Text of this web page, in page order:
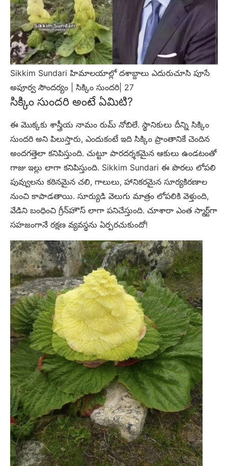
Sikkim Sundari హిమాలయాల్లో దశాబ్దాలు ఎదురుచూసి పూసే
అపూర్వ సౌందర్యం | సిక్కిం సుందరి| 27
సిక్కిం సుందరి అంటే ఏమిటి?
ఈ మొక్కకు శాస్త్రీయ నామం రుమ్ నోబిలే. స్థానికులు దీన్ని సిక్కిం
సుందరి అని పిలుస్తారు, ఎందుకంటే ఇది సిక్కిం ప్రాంతానికే చెందిన
అందగత్తెలా కనిపిస్తుంది. చుట్టూ పారదర్శకమైన ఆకులు ఉండటంతో
గాజు ఇల్లు లాగా కనిపిస్తుంది. Sikkim Sundari ఈ పొరలు లోపలి
పువ్వులను కఠినమైన చలి, గాలులు, హానికరమైన సూర్యకిరణాల
నుంచి కాపాడతాయి. సూర్యుడి వెలుగు మాత్రం లోపలికి వెళ్తుంది,
వేడిని బంధించి గ్రీన్‌హౌస్ లాగా పనిచేస్తుంది. చూశారా ఎంత స్మార్ట్‌గా
సహజంగానే రక్షణ వ్యవస్థను ఏర్పరచుకుందో!